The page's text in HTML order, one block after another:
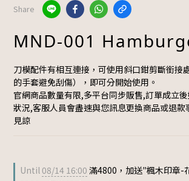
Share
MND-001
刀模配件有相互連接，可使用斜口鉗剪斷銜接
的手套避免刮傷），即可分開始使用。
官網商品數量有限,多平台同步販售,訂單成立
狀況,客服人員會盡速與您訊息更換商品或退款
見諒
Until 08/14 16:00 滿4800，加送"楓木印章-